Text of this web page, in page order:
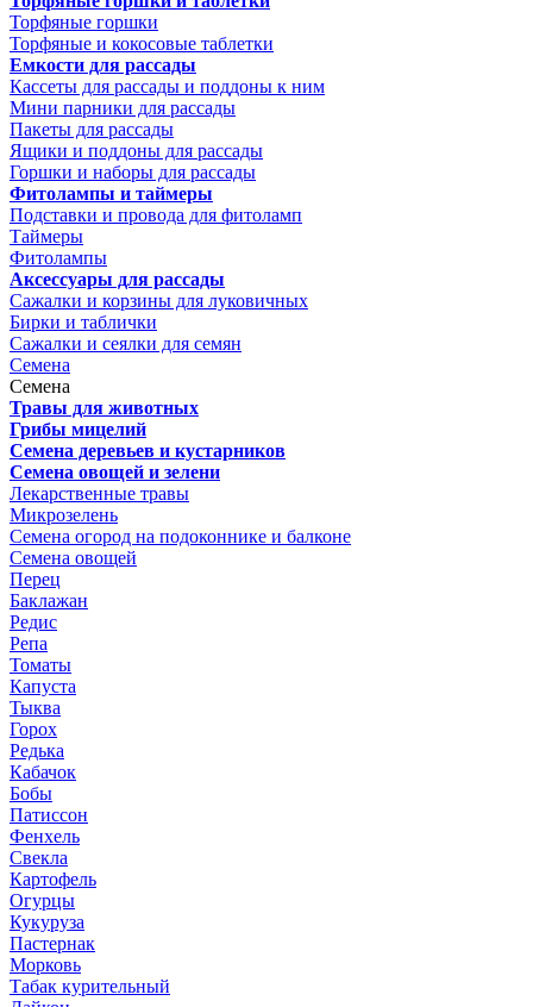
Торфяные горшки
Торфяные и кокосовые таблетки
Емкости для рассады
Кассеты для рассады и поддоны к ним
Мини парники для рассады
Пакеты для рассады
Ящики и поддоны для рассады
Горшки и наборы для рассады
Фитолампы и таймеры
Подставки и провода для фитоламп
Таймеры
Фитолампы
Аксессуары для рассады
Сажалки и корзины для луковичных
Бирки и таблички
Сажалки и сеялки для семян
Семена
Семена
Травы для животных
Грибы мицелий
Семена деревьев и кустарников
Семена овощей и зелени
Лекарственные травы
Микрозелень
Семена огород на подоконнике и балконе
Семена овощей
Перец
Баклажан
Редис
Репа
Томаты
Капуста
Тыква
Горох
Редька
Кабачок
Бобы
Патиссон
Фенхель
Свекла
Картофель
Огурцы
Кукуруза
Пастернак
Морковь
Табак курительный